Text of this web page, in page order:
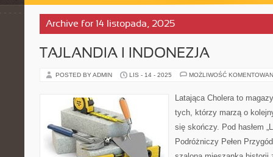
Archive for 14 listopada, 2025
TAJLANDIA I INDONEZJA
POSTED BY ADMIN LIS - 14 - 2025 MOŻLIWOŚĆ
Latająca Cholera to
tych, którzy marzą o
się skończy. Pod hasłem
Podróżniczy Pełen